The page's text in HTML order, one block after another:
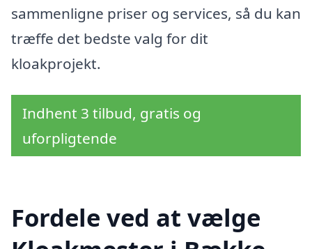
sammenligne priser og services, så du kan
træffe det bedste valg for dit
kloakprojekt.
Indhent 3 tilbud, gratis og
uforpligtende
Fordele ved at vælge